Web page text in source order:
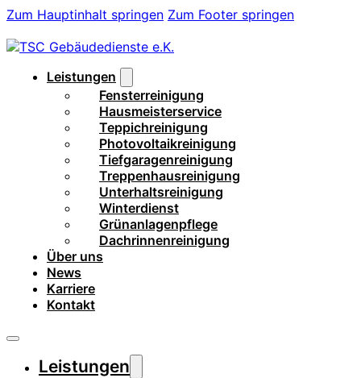
Zum Hauptinhalt springen Zum Footer springen
Leistungen
Fensterreinigung
Hausmeisterservice
Teppichreinigung
Photovoltaikreinigung
Tiefgaragenreinigung
Treppenhausreinigung
Unterhaltsreinigung
Winterdienst
Grünanlagenpflege
Dachrinnenreinigung
Über uns
News
Karriere
Kontakt
Leistungen